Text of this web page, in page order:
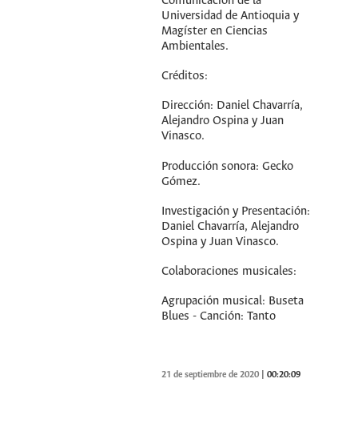
Universidad de Antioquia y
Magíster en Ciencias
Ambientales.
Créditos:
Dirección: Daniel Chavarría,
Alejandro Ospina y Juan
Vinasco.
Producción sonora: Gecko
Gómez.
Investigación y Presentación:
Daniel Chavarría, Alejandro
Ospina y Juan Vinasco.
Colaboraciones musicales:
Agrupación musical: Buseta
Blues - Canción: Tanto
21 de septiembre de 2020 |00:20:09